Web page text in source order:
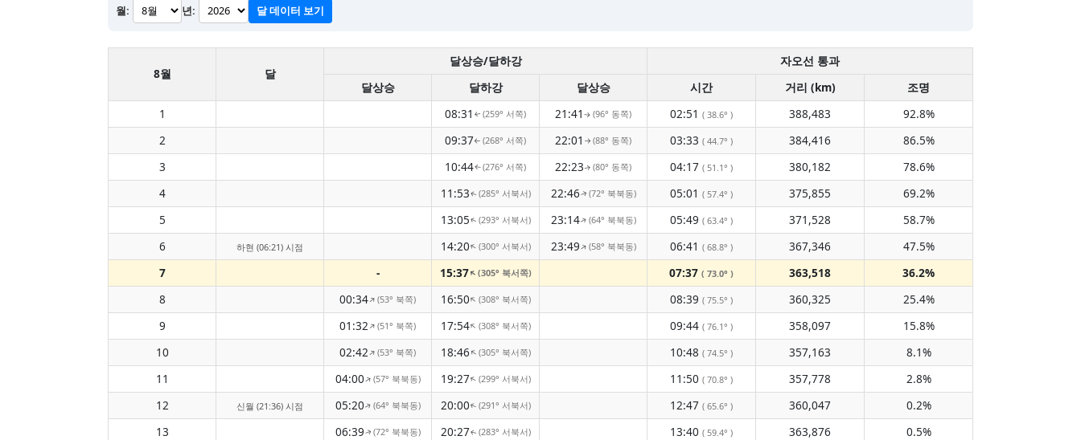
월: 년: 달 데이터 보기
8월 달
달상승/달하강
자오선 통과
달상승
달하강 달상승 시간 거리 (km)
조명
1
08:31 ↑(259° 서쪽) 21:41 ↑(96° 동쪽) 02:51 ( 38.6° ) 388,483
92.8%
2
09:37↑(268° 서쪽) 22:01 ↑(88° 동쪽) 03:33 ( 44.7° ) 384,416
86.5%
3
10:44↑(276° 서쪽) 22:23↑(80° 동쪽) 04:17 ( 51.1° ) 380,182
78.6%
4
11:53↑(285° 서북서) 22:46↑(72° 북북동) 05:01 ( 57.4° ) 375,855
69.2%
5
13:05↑(293° 서북서) 23:14↑(64° 북북동) 05:49 ( 63.4° ) 371,528
58.7%
6
하현 (06:21) 시점 14:20↑(300° 서북서) 23:49↑(58° 북북동) 06:41 ( 68.8° ) 367,346
47.5%
7
- 15:37↑(305° 북서쪽) 07:37 ( 73.0° ) 363,518
36.2%
8
00:34↑(53° 북쪽) 16:50↑(308° 북서쪽) 08:39 ( 75.5° ) 360,325
25.4%
9
01:32↑(51° 북쪽) 17:54↑(308° 북서쪽) 09:44 ( 76.1° ) 358,097
15.8%
10
02:42↑(53° 북쪽) 18:46↑(305° 북서쪽) 10:48 ( 74.5° ) 357,163
8.1%
11
04:00↑(57° 북북동) 19:27↑(299° 서북서) 11:50 ( 70.8° ) 357,778
2.8%
12
신월 (21:36) 시점 05:20↑(64° 북북동) 20:00↑(291° 서북서) 12:47 ( 65.6° ) 360,047
0.2%
13
06:39↑(72° 북북동) 20:27↑(283° 서북서) 13:40 ( 59.4° ) 363,876
0.5%